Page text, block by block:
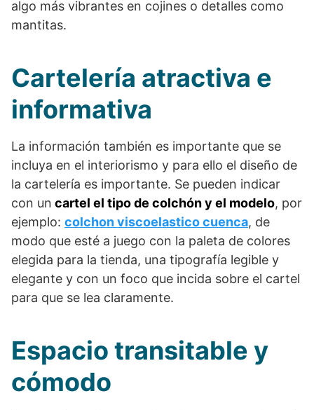
algo más vibrantes en cojines o detalles como
mantitas.
Cartelería atractiva e
informativa
La información también es importante que se
incluya en el interiorismo y para ello el diseño de
la cartelería es importante. Se pueden indicar
con un cartel el tipo de colchón y el modelo, por
ejemplo: colchon viscoelastico cuenca, de
modo que esté a juego con la paleta de colores
elegida para la tienda, una tipografía legible y
elegante y con un foco que incida sobre el cartel
para que se lea claramente.
Espacio transitable y
cómodo